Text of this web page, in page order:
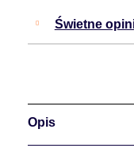
Świetne
Opis